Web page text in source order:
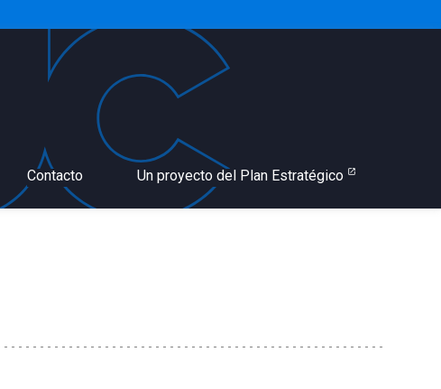
Contacto Un proyecto del Plan Estratégico